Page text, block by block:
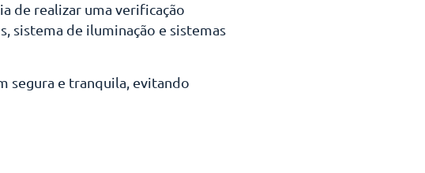
de realizar uma verificação
sistema de iluminação e sistemas
segura e tranquila, evitando